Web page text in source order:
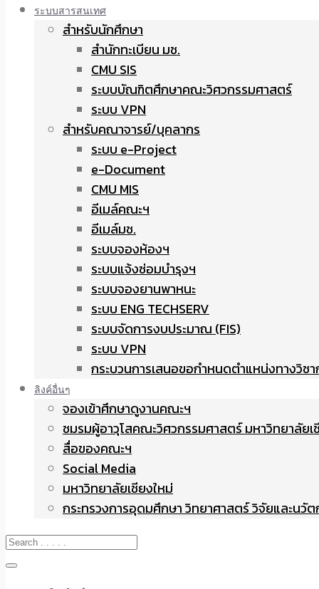
ระบบสารสนเทศ
สำหรับนักศึกษา
สำนักทะเบียน มช.
CMU SIS
ระบบบัณฑิตศึกษาคณะวิศวกรรมศาสตร์
ระบบ VPN
สำหรับคณาจารย์/บุคลากร
ระบบ e-Project
e-Document
CMU MIS
อีเมล์คณะฯ
อีเมล์มช.
ระบบจองห้องฯ
ระบบแจ้งซ่อมบำรุงฯ
ระบบจองยานพาหนะ
ระบบ ENG TECHSERV
ระบบจัดการงบประมาณ (FIS)
ระบบ VPN
กระบวนการเสนอขอกำหนดตำแหน่งทางวิช
ลิงค์อื่นๆ
จองเข้าศึกษาดูงานคณะฯ
ชมรมผู้อาวุโสคณะวิศวกรรมศาสตร์ มหาวิทยาลัยเ
สื่อของคณะฯ
Social Media
มหาวิทยาลัยเชียงใหม่
กระทรวงการอุดมศึกษา วิทยาศาสตร์ วิจัยและนวั